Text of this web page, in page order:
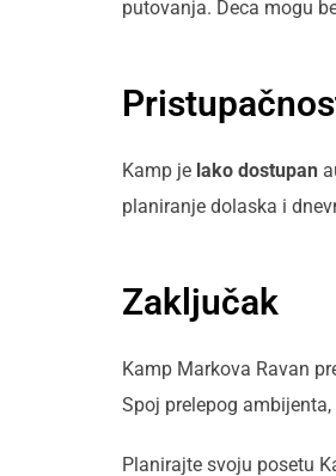
putovanja. Deca mogu
Kamp je lako dostupan
planiranje dolaska i
Zaključak
Kamp Markova Ravan
Spoj prelepog
Planirajte svoju posetu